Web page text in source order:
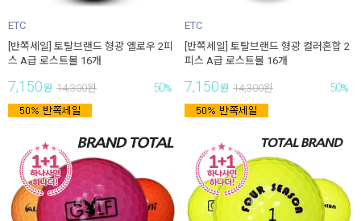
ETC
[반쪽세일] 토탈브랜드 형광 옐로우 2피
스 A급 로스트볼 16개
7,150원 14,300원 50%
ETC
[반쪽세일] 토탈브랜드 형광 컬러혼합 2
피스 A급 로스트볼 16개
7,150원 14,300원 50%